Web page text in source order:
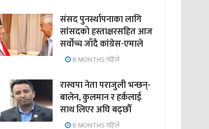
संसद पुनर्स्थापनाका लागि
सांसदको हस्ताक्षरसहित आज
सर्वोच्च जाँदै कांग्रेस-एमाले
8 MONTHS पहिले
रास्वपा नेता पराजुली भन्छन्-
बालेन, कुलमान र हर्कलाई
साथ लिएर अघि बढ्छौँ
8 MONTHS पहिले